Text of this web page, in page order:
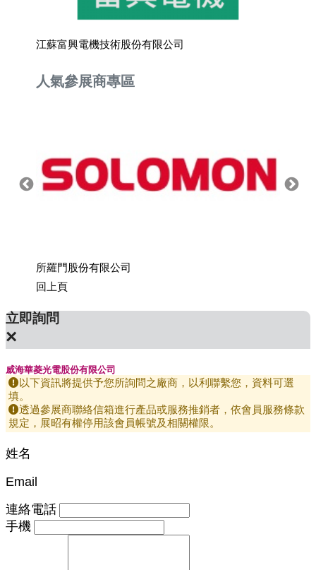
江蘇富興電機技術股份有限公司
人氣參展商專區
所羅門股份有限公司
回上頁
立即詢問
×
威海華菱光電股份有限公司
以下資訊將提供予您所詢問之廠商，以利聯繫您，資料可選
填。
透過參展商聯絡信箱進行產品或服務推銷者，依會員服務條款
規定，展昭有權停用該會員帳號及相關權限。
姓名
Email
連絡電話
手機